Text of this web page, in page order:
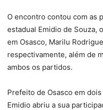
O encontro contou com as
estadual Emidio de Souza,
em Osasco, Marilu
respectivamente, além de
ambos os partidos.
Prefeito de Osasco em
Emidio abriu a sua